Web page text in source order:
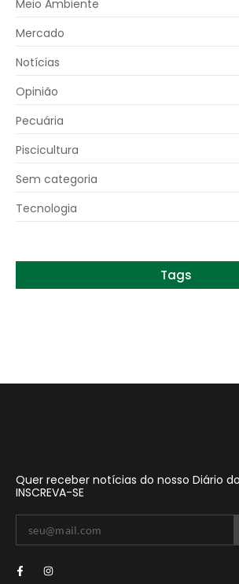
Meio Ambiente
Mercado
Notícias
Opinião
Pecuária
Piscicultura
Sem categoria
Tecnologia
Tags
Quer receber notícias do nosso Diário
INSCREVA-SE